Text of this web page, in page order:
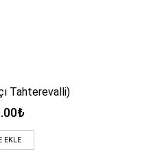
Tahterevalli)
₺
EKLE